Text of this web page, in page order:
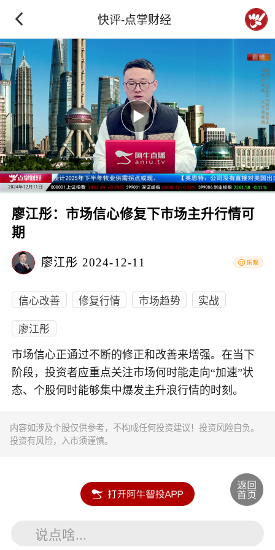
快评-点掌财经
廖江彤：市场信心修复下市场主升行情可
期
廖江彤 2024-12-11
信心改善 修复行情 市场趋势
实战
廖江彤
市场信心正通过不断的修正和改善来增强。在当下
阶段，投资者应重点关注市场何时能走向“加速”状
态、个股何时能够集中爆发主升浪行情的时刻。
内容如涉及个股仅供参考，不构成任何投资建议！投资风险自负。
投资有风险，入市须谨慎。
说点啥...